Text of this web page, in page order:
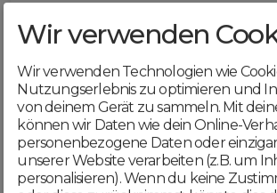
E-Mail
Mit deiner Registrierung
dass du dieAGBund
Datenschutzerklärung
Weiter
Wir verwenden
Wir verwenden Technologien wie
Nutzungserlebnis zu optimieren und
von deinem Gerät zu sammeln. Mit
können wir Daten wie dein Online-
personenbezogene Daten oder
unserer Website verarbeiten (z.B. um
personalisieren). Wenn du keine